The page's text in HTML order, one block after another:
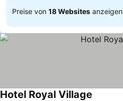
Preise von 18 Websites anzeigen
Hotel Royal Village